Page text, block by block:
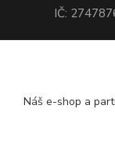
IČ:
Náš e-shop a